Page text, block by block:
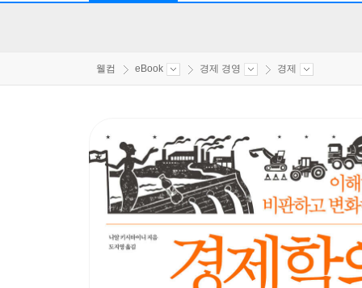
웰컴 eBook 경제 경영 경제